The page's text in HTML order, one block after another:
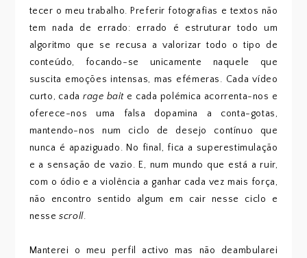
tecer o meu trabalho. Preferir fotografias e textos não
tem nada de errado: errado é estruturar todo um
algoritmo que se recusa a valorizar todo o tipo de
conteúdo, focando-se unicamente naquele que
suscita emoções intensas, mas efémeras. Cada vídeo
curto, cadarage bait e cada polémica acorrenta-nos e
oferece-nos uma falsa dopamina a conta-gotas,
mantendo-nos num ciclo de desejo contínuo que
nunca é apaziguado. No final, fica a superestimulação
e a sensação de vazio. E, num mundo que está a ruir,
com o ódio e a violência a ganhar cada vez mais força,
não encontro sentido algum em cair nesse ciclo e
nessescroll.
Manterei o meu perfil activo mas não deambularei